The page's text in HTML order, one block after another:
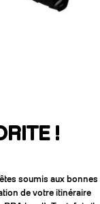
!
soumis aux bonnes
de votre itinéraire